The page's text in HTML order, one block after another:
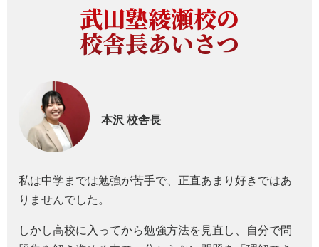
武田塾綾瀬校の
校舎長あいさつ
本沢 校舎長
私は中学までは勉強が苦手で、正直あまり好きではあ
りませんでした。
しかし高校に入ってから勉強方法を見直し、自分で問